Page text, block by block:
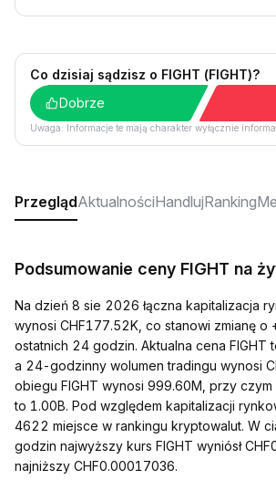
Co dzisiaj sądzisz o FIGHT (FIGHT)?
Dobrze
Uwaga: Informacje te mają charakter wyłącznie
PrzeglądAktualnościHandlujRanking
Podsumowanie ceny FIGHT na
Na dzień 8 sie 2026 łączna kapitalizacja
wynosi CHF177.52K, co stanowi zmianę o
ostatnich 24 godzin. Aktualna cena FIGHT
a 24-godzinny wolumen tradingu wynosi
obiegu FIGHT wynosi 999.60M, przy czym
to 1.00B. Pod względem kapitalizacji
4622 miejsce w rankingu kryptowalut. W
godzin najwyższy kurs FIGHT wyniósł
najniższy CHF0.00017036.